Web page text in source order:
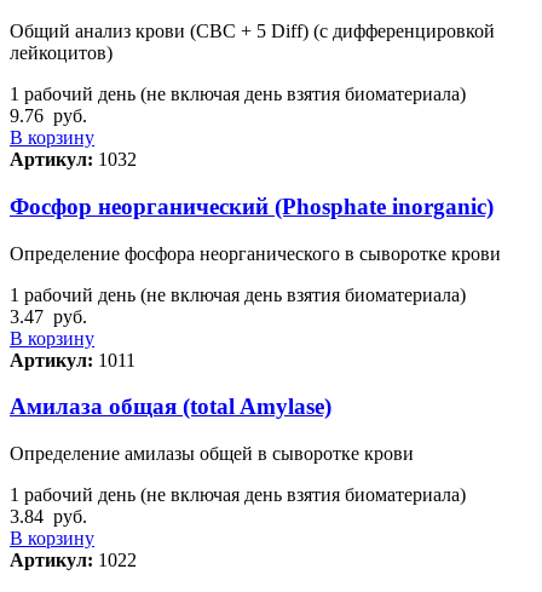
Общий анализ крови (CBC + 5 Diff) (с дифференцировкой
лейкоцитов)
1 рабочий день (не включая день взятия биоматериала)
9.76 руб.
В корзину
Артикул: 1032
Фосфор неорганический (Phosphate inorganic)
Определение фосфора неорганического в сыворотке крови
1 рабочий день (не включая день взятия биоматериала)
3.47 руб.
В корзину
Артикул: 1011
Амилаза общая (total Amylase)
Определение амилазы общей в сыворотке крови
1 рабочий день (не включая день взятия биоматериала)
3.84 руб.
В корзину
Артикул: 1022